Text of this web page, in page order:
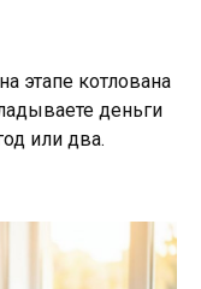
этапе котлована
деньги
или два.